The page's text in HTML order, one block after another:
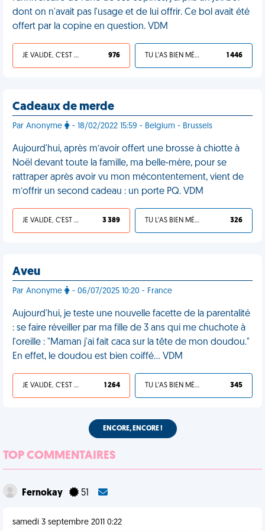
dont on n'avait pas l'usage et de lui offrir. Ce bol avait été
offert par la copine en question. VDM
JE VALIDE, C'EST UNE VDM 976 TU L'AS BIEN MÉRITÉ 1 446
Cadeaux de merde
Par Anonyme - 18/02/2022 15:59 - Belgium - Brussels
Aujourd'hui, après m’avoir offert une brosse à chiotte à
Noël devant toute la famille, ma belle-mère, pour se
rattraper après avoir vu mon mécontentement, vient de
m’offrir un second cadeau : un porte PQ. VDM
JE VALIDE, C'EST UNE VDM 3 389 TU L'AS BIEN MÉRITÉ 326
Aveu
Par Anonyme - 06/07/2025 10:20 - France
Aujourd'hui, je teste une nouvelle facette de la parentalité
: se faire réveiller par ma fille de 3 ans qui me chuchote à
l'oreille : "Maman j'ai fait caca sur la tête de mon doudou."
En effet, le doudou est bien coiffé… VDM
JE VALIDE, C'EST UNE VDM 1 264 TU L'AS BIEN MÉRITÉ 345
ENCORE, ENCORE !
TOP COMMENTAIRES
Fernokay 51
samedi 3 septembre 2011 0:22